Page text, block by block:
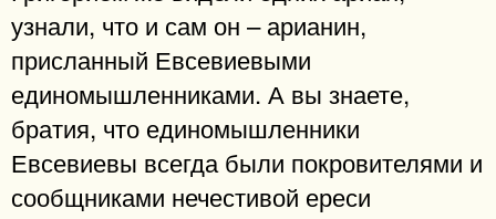
узнали, что и сам он – арианин,
присланный Евсевиевыми
единомышленниками. А вы знаете,
братия, что единомышленники
Евсевиевы всегда были покровителями и
сообщниками нечестивой ереси